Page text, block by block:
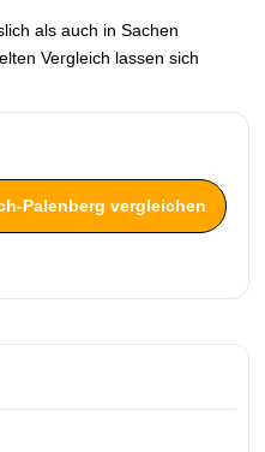
als auch in Sachen
Vergleich lassen sich
Palenberg vergleichen